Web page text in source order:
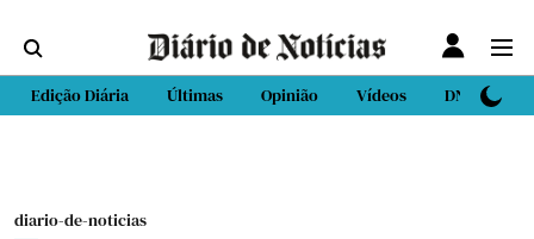
Edição Diária Últimas Opinião Vídeos DN Sport
diario-de-noticias